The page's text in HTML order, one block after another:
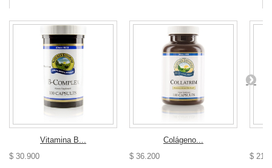
Vitamina B...
$ 30.900
Colágeno...
$ 36.200
$